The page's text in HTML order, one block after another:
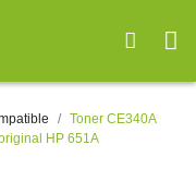
Toner CE340A
HP 651A